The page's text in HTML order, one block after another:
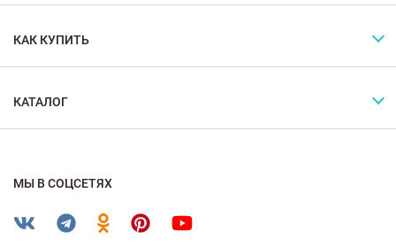
КАК КУПИТЬ
КАТАЛОГ
МЫ В СОЦСЕТЯХ